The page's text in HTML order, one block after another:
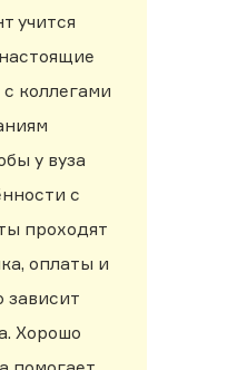
учится
коллегами
у вуза
с
проходят
оплаты и
зависит
Хорошо